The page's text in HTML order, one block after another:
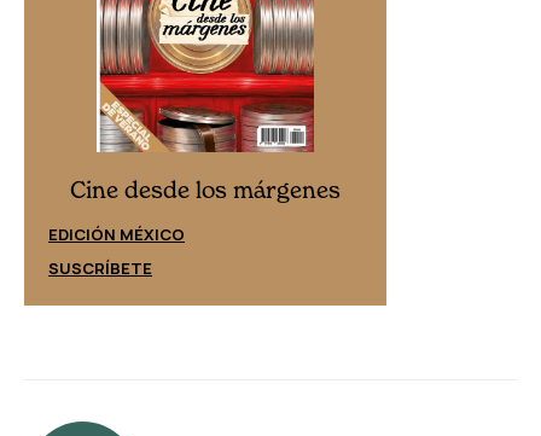
Cine desde los márgenes
EDICIÓN MÉXICO
SUSCRÍBETE